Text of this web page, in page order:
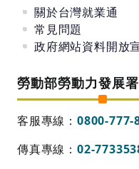
關於台灣就業通
常見問題
政府網站資料開放
勞動部勞動力發展
客服專線： 0800-777-
傳真專線： 02-